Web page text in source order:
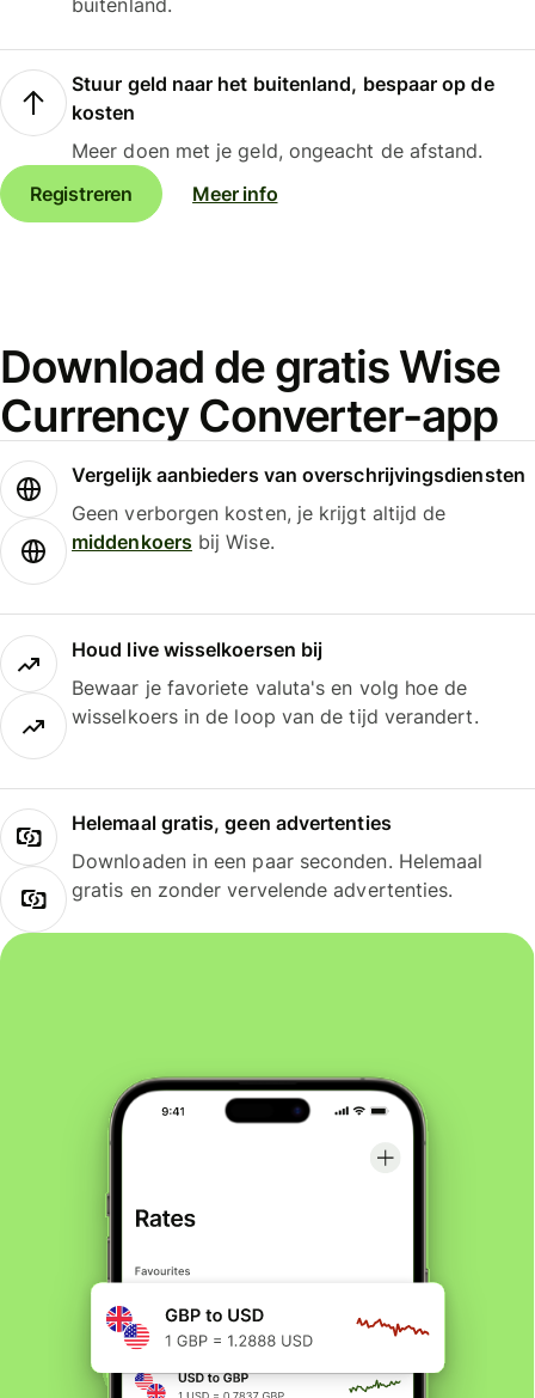
buitenland.
Stuur geld naar het buitenland, bespaar op de
kosten
Meer doen met je geld, ongeacht de afstand.
Registreren
Meer info
Download de gratis Wise
Currency Converter-app
Vergelijk aanbieders van overschrijvingsdiensten
Geen verborgen kosten, je krijgt altijd de
middenkoersbij Wise.
Houd live wisselkoersen bij
Bewaar je favoriete valuta's en volg hoe de
wisselkoers in de loop van de tijd verandert.
Helemaal gratis, geen advertenties
Downloaden in een paar seconden. Helemaal
gratis en zonder vervelende advertenties.